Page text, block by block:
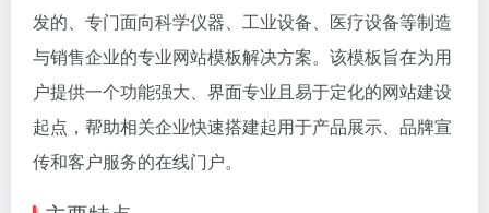
发的、专门面向科学仪器、工业设备、医疗设备等制造
与销售企业的专业网站模板解决方案。该模板旨在为用
户提供一个功能强大、界面专业且易于定化的网站建设
起点，帮助相关企业快速搭建起用于产品展示、品牌宣
传和客户服务的在线门户。